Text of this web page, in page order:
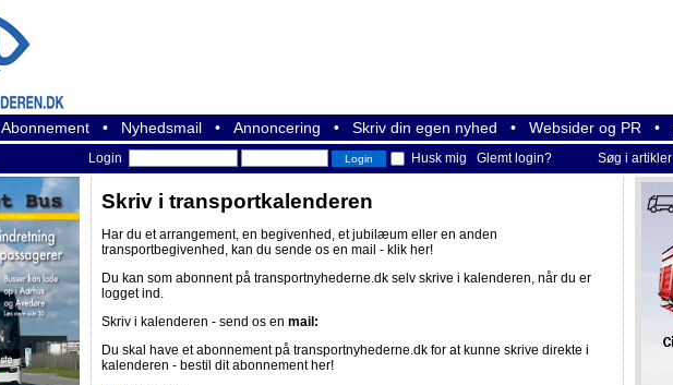
Abonnement • Nyhedsmail • Annoncering • Skriv din egen nyhed • Websider og PR •
Login Husk mig Glemt login? Søg i artikler
Skriv i transportkalenderen
Har du et arrangement, en begivenhed, et jubilæum eller en anden
transportbegivenhed, kan du sende os en mail - klik her!
Du kan som abonnent på transportnyhederne.dk selv skrive i kalenderen, når du er
logget ind.
Skriv i kalenderen - send os en mail:
Du skal have et abonnement på transportnyhederne.dk for at kunne skrive direkte i
kalenderen - bestil dit abonnement her!